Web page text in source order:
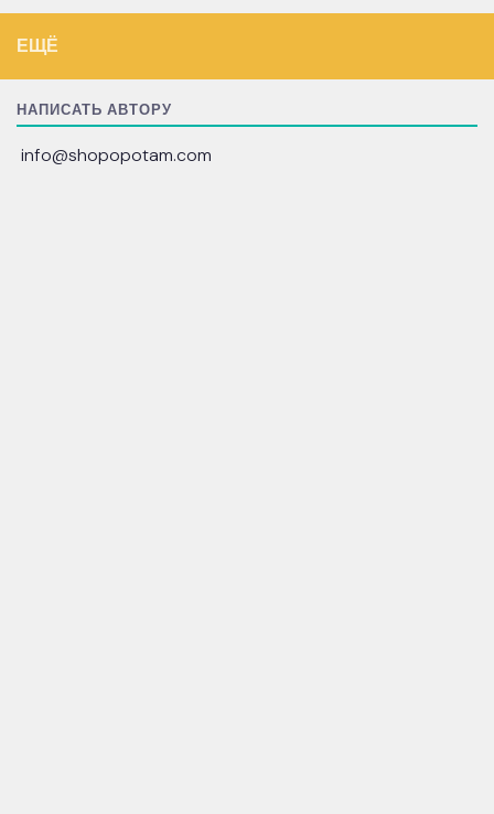
ЕЩЁ
НАПИСАТЬ АВТОРУ
info@shopopotam.com